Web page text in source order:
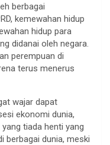
berbagai
kemewahan hidup
hidup para
didanai oleh negara.
perempuan di
terus menerus
wajar dapat
ekonomi dunia,
tiada henti yang
berbagai dunia, meski